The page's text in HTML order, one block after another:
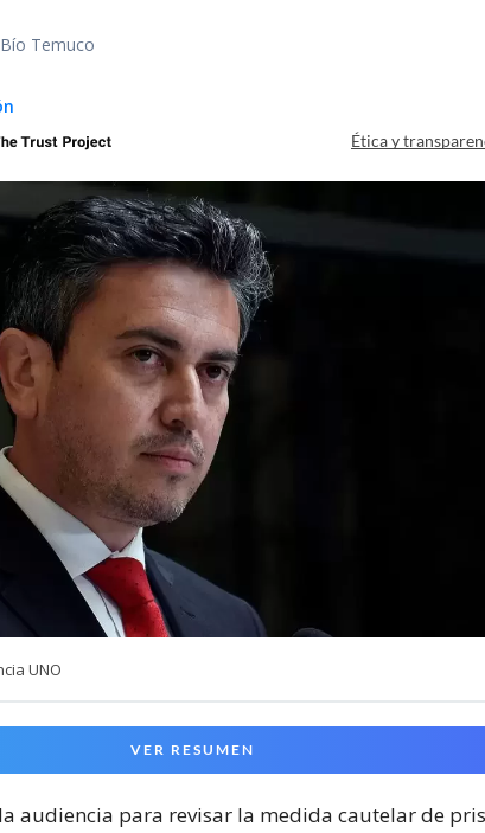
Temuco
Ética y
UNO
VER RESUMEN
audiencia para revisar la medida cautelar de